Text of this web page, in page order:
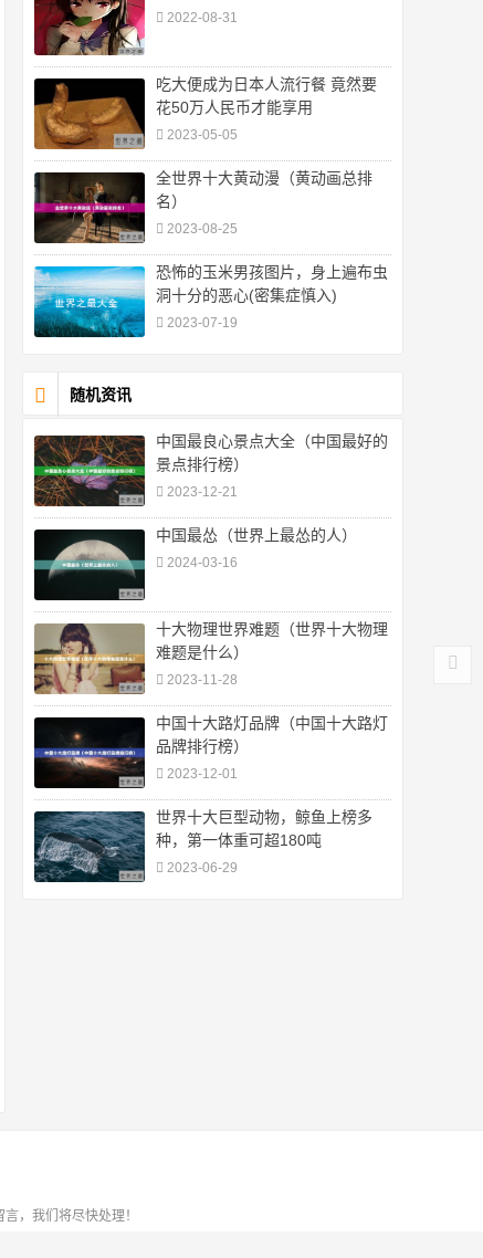
2022-08-31
吃大便成为日本人流行餐 竟然要
花50万人民币才能享用
2023-05-05
全世界十大黄动漫（黄动画总排
名）
2023-08-25
恐怖的玉米男孩图片，身上遍布虫
洞十分的恶心(密集症慎入)
2023-07-19
随机资讯
中国最良心景点大全（中国最好的
景点排行榜）
2023-12-21
中国最怂（世界上最怂的人）
2024-03-16
十大物理世界难题（世界十大物理
难题是什么）
2023-11-28
中国十大路灯品牌（中国十大路灯
品牌排行榜）
2023-12-01
世界十大巨型动物，鲸鱼上榜多
种，第一体重可超180吨
2023-06-29
，我们将尽快处理！